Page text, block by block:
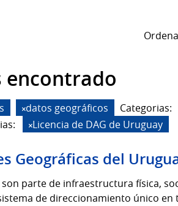
encontrado
datos geográficos Categorias:
Licencia de DAG de Uruguay
Geográficas del
parte de infraestructura física,
de direccionamiento único